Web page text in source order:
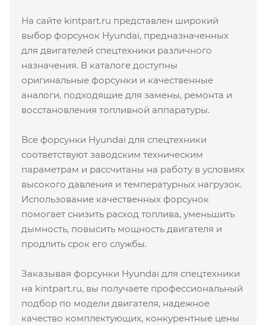
На сайте kintpart.ru представлен широкий
выбор форсунок Hyundai, предназначенных
для двигателей спецтехники различного
назначения. В каталоге доступны
оригинальные форсунки и качественные
аналоги, подходящие для замены, ремонта и
восстановления топливной аппаратуры.
Все форсунки Hyundai для спецтехники
соответствуют заводским техническим
параметрам и рассчитаны на работу в условиях
высокого давления и температурных нагрузок.
Использование качественных форсунок
помогает снизить расход топлива, уменьшить
дымность, повысить мощность двигателя и
продлить срок его службы.
Заказывая форсунки Hyundai для спецтехники
на kintpart.ru, вы получаете профессиональный
подбор по модели двигателя, надежное
качество комплектующих, конкурентные цены